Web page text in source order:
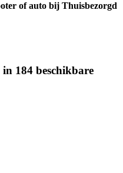
of auto bij Thuisbezorgd
184 beschikbare